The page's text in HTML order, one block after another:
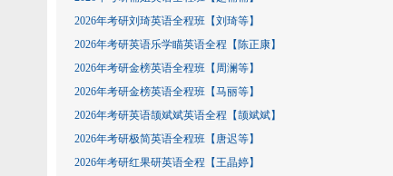
2026年考研刘琦英语全程班【刘琦等】
2026年考研英语乐学瞄英语全程【陈正康】
2026年考研金榜英语全程班【周澜等】
2026年考研金榜英语全程班【马丽等】
2026年考研英语颉斌斌英语全程【颉斌斌】
2026年考研极简英语全程班【唐迟等】
2026年考研红果研英语全程【王晶婷】